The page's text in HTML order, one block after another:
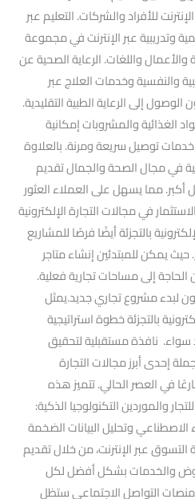
للأفراد والشركات. التعليم عبر
وتدريبية عبر الإنترنت في مجموعة
والأعمال واللغات. الرعاية الصحية عن
والنفسية وخدمات العلاج عبر
الوصول إلى الرعاية الطبية التقليدية.
الغذائية والمشروبات إمكانية
توصيل سريعة ومرنة. بالعلاوة
في مجال الصحة والجمال تقديم
مما يسهل على العملاء العثور
في مجالات التجارة الإلكترونية
بالتجزئة أيضًا فرصًا للمشاريع
حيث يمكن للمبتدئين إنشاء متاجر
إلى مساحات تجارية فعلية.
لبدء مشروع تجاري جديد.يمثل
بالتجزئة خطوة استراتيجية
نافذة مستقبلية لتحقيق
إحدى أبرز مجالات التجارة
في العصر الحالي. تتميز هذه
والموردين التكنولوجيا الذكية:
الاصطناعي وتحليل البيانات الضخمة
عبر الإنترنت، من خلال تقديم
والخدمات بشكل أفضل لكل
منصات التواصل الاجتماعي ستظل